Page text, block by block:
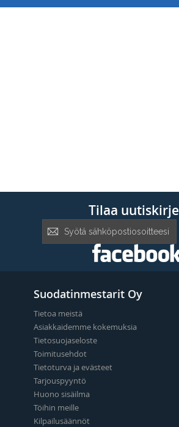
Tilaa uutiskirje
uutiskirje:
Suodatinmestarit Oy
Tietoa meistä
Asiakkaidemme kokemuksia
Tietosuojaseloste
Toimitusehdot
Tietoturva ja evästeet
Tarjouspyyntö
Huono sisäilma
Töihin meille
Kilpailusäännöt